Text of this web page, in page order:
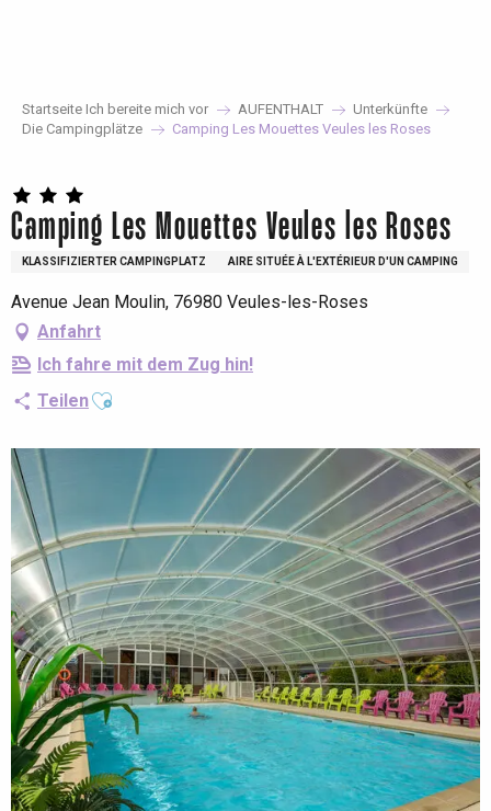
Startseite Ich bereite mich vor AUFENTHALT
Unterkünfte
Die Campingplätze
Camping Les Mouettes Veules les Roses
Camping Les Mouettes Veules les Roses
KLASSIFIZIERTER CAMPINGPLATZ AIRE SITUÉE À L'EXTÉRIEUR D'UN CAMPING
Avenue Jean Moulin, 76980 Veules-les-Roses
Anfahrt
Ich fahre mit dem Zug hin!
TeilenAjouter aux favoris